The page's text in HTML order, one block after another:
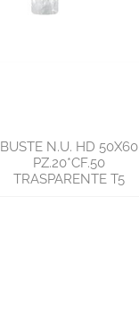
BUSTE N.U. HD 50X60
PZ.20*CF.50
TRASPARENTE T5